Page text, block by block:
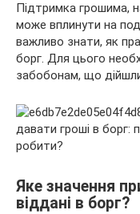
Підтримка грошима,
може вплинути на
важливо знати, як
борг. Для цього
забобонам, що
Яке значення
віддані в борг?